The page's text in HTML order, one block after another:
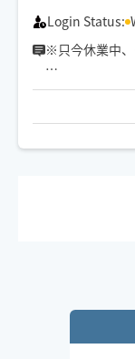
Login Status:
※只今休業中
☆おすすめは
☆現役作業療
上）です。
☆お客様のご希